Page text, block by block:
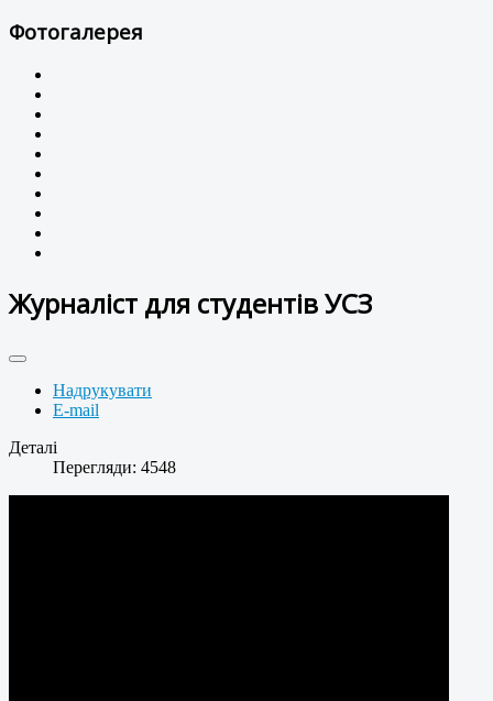
Фотогалерея
Журналіст для студентів УСЗ
Надрукувати
E-mail
Деталі
Перегляди: 4548